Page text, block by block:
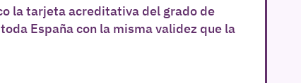
la tarjeta acreditativa del grado de
España con la misma validez que la